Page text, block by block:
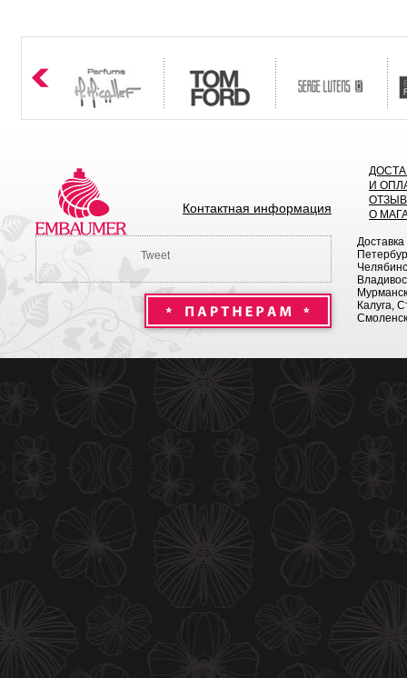
Контактная информация
И
О
Tweet
Калуга,